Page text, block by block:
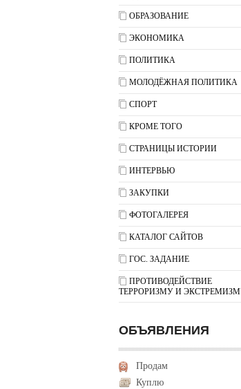
ОБРАЗОВАНИЕ
ЭКОНОМИКА
ПОЛИТИКА
МОЛОДЁЖНАЯ ПОЛИТИКА
СПОРТ
КРОМЕ ТОГО
СТРАНИЦЫ ИСТОРИИ
ИНТЕРВЬЮ
ЗАКУПКИ
ФОТОГАЛЕРЕЯ
КАТАЛОГ САЙТОВ
ГОС. ЗАДАНИЕ
ПРОТИВОДЕЙСТВИЕ
ТЕРРОРИЗМУ И
ОБЪЯВЛЕНИЯ
Продам
Куплю